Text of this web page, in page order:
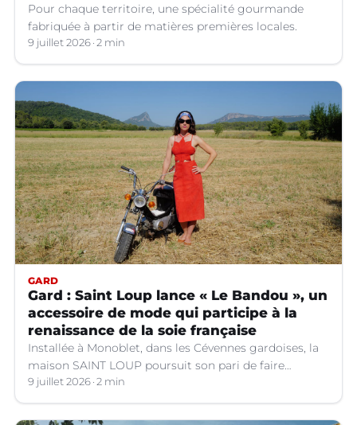
Pour chaque territoire, une spécialité gourmande
fabriquée à partir de matières premières locales.
9 juillet 2026 2 min
GARD
Gard : Saint Loup lance « Le Bandou », un
accessoire de mode qui participe à la
renaissance de la soie française
Installée à Monoblet, dans les Cévennes gardoises, la
maison SAINT LOUP poursuit son pari de faire
renaître la soie française.
9 juillet 2026 2 min